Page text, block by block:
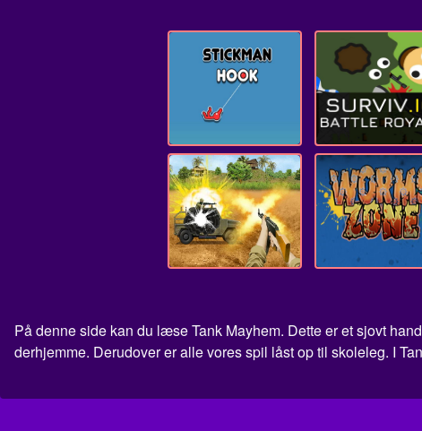
På denne side kan du læse Tank Mayhem. Dette er et sjovt
derhjemme. Derudover er alle vores spil låst op til skoleleg. I